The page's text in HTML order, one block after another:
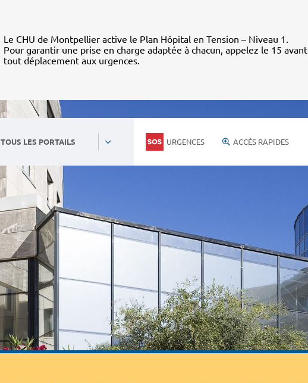
Le CHU de Montpellier active le Plan Hôpital en Tension – Niveau 1.
Pour garantir une prise en charge adaptée à chacun, appelez le 15 avant
tout déplacement aux urgences.
TOUS LES PORTAILS URGENCES ACCÈS RAPIDES